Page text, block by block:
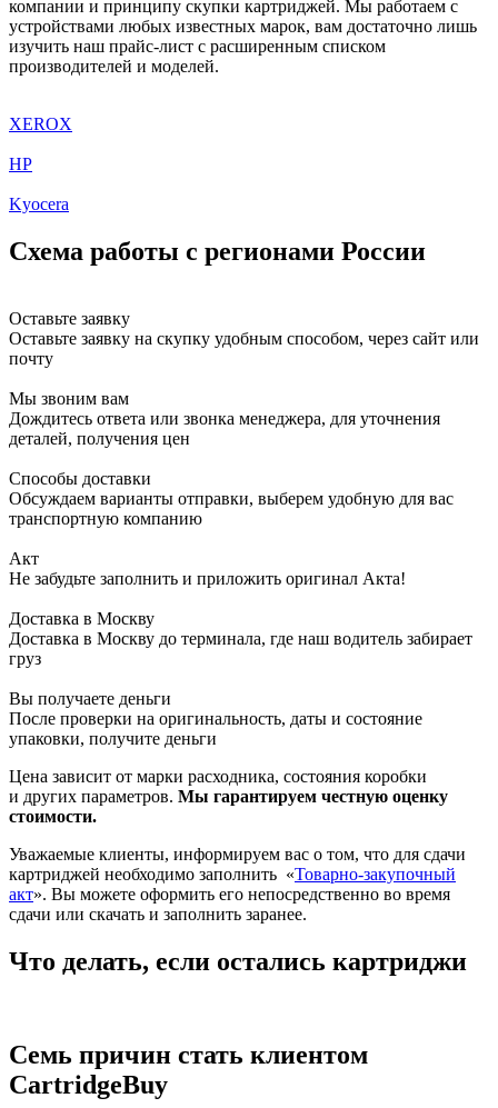
компании и принципу скупки картриджей. Мы работаем с
устройствами любых известных марок, вам достаточно лишь
изучить наш прайс-лист с расширенным списком
производителей и моделей.
XEROX
HP
Kyocera
Схема работы с регионами России
Оставьте заявку
Оставьте заявку на скупку удобным способом, через сайт или
почту
Мы звоним вам
Дождитесь ответа или звонка менеджера, для уточнения
деталей, получения цен
Способы доставки
Обсуждаем варианты отправки, выберем удобную для вас
транспортную компанию
Акт
Не забудьте заполнить и приложить оригинал Акта!
Доставка в Москву
Доставка в Москву до терминала, где наш водитель забирает
груз
Вы получаете деньги
После проверки на оригинальность, даты и состояние
упаковки, получите деньги
Цена зависит от марки расходника, состояния коробки
и других параметров. Мы гарантируем честную оценку
стоимости.
Уважаемые клиенты, информируем вас о том, что для сдачи
картриджей необходимо заполнить «Товарно-закупочный
акт». Вы можете оформить его непосредственно во время
сдачи или скачать и заполнить заранее.
Что делать, если остались картриджи
Семь причин стать клиентом
CartridgeBuy